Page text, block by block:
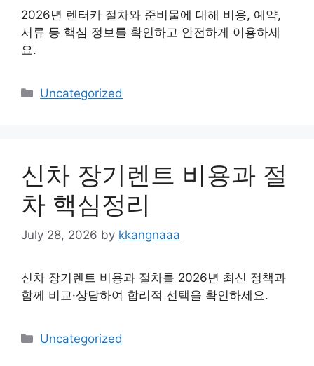
2026년 렌터카 절차와 준비물에 대해 비용, 예약,
서류 등 핵심 정보를 확인하고 안전하게 이용하세
요.
Categories
Uncategorized
신차 장기렌트 비용과 절
차 핵심정리
July 28, 2026 by kkangnaaa
신차 장기렌트 비용과 절차를 2026년 최신 정책과
함께 비교·상담하여 합리적 선택을 확인하세요.
Categories
Uncategorized